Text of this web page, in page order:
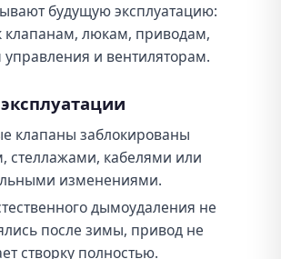
будущую эксплуатацию:
клапанам, люкам, приводам,
и вентиляторам.
клапаны заблокированы
стеллажами, кабелями или
изменениями.
дымоудаления не
после зимы, привод не
створку полностью.